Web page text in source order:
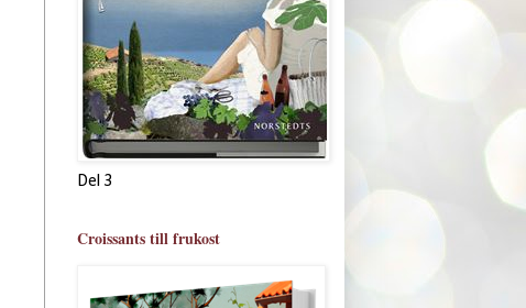
Del 3
Croissants till frukost